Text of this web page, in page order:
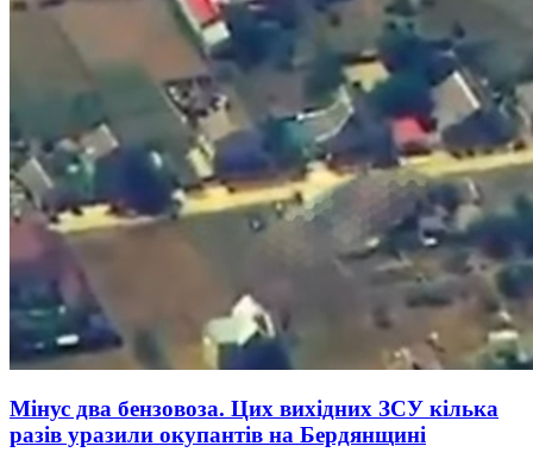
Мінус два бензовоза. Цих вихідних ЗСУ кілька
разів уразили окупантів на Бердянщині